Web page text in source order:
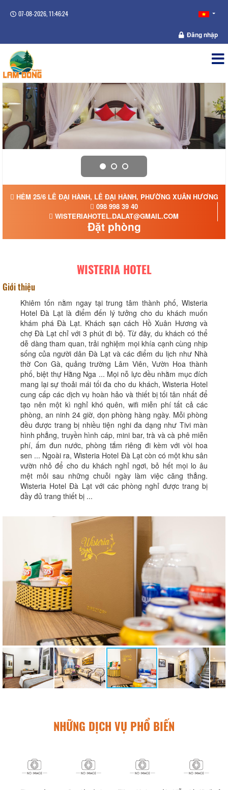
07-08-2026, 11:46:24
Đăng nhập
HẺM 25/6 LÊ ĐẠI HÀNH, LÊ ĐẠI HÀNH, PHƯỜNG XUÂN HƯƠNG -
098 998 39 40
WISTERIAHOTEL.DALAT@GMAIL.COM
Đặt phòng
WISTERIA HOTEL
Giới thiệu
Khiêm tốn nằm ngay tại trung tâm thành phố, Wisteria
Hotel Đà Lạt là điểm đến lý tưởng cho du khách muốn
khám phá Đà Lạt. Khách sạn cách Hồ Xuân Hương và
chợ Đà Lạt chỉ với 3 phút đi bộ. Từ đây, du khách có thể
dễ dàng tham quan, trải nghiệm mọi khía cạnh cùng nhịp
sống của người dân Đà Lạt và các điểm du lịch như Nhà
thờ Con Gà, quảng trường Lâm Viên, Vườn Hoa thành
phố, biệt thự Hằng Nga ... Mọi nỗ lực đều nhằm mục đích
mang lại sự thoải mái tối đa cho du khách, Wisteria Hotel
cung cấp các dịch vụ hoàn hảo và thiết bị tối tân nhất để
tạo nên một kì nghỉ khó quên, wifi miễn phí tất cả các
phòng, an ninh 24 giờ, dọn phòng hàng ngày. Mỗi phòng
đều được trang bị nhiều tiện nghi đa dạng như Tivi màn
hình phẳng, truyền hình cáp, mini bar, trà và cà phê miễn
phí, ấm đun nước, phòng tắm riêng đi kèm với vòi hoa
sen ... Ngoài ra, Wisteria Hotel Đà Lạt còn có một khu sân
vườn nhỏ để cho du khách nghỉ ngơi, bỏ hết mọi lo âu
mệt mỏi sau những chuỗi ngày làm việc căng thẳng.
Wisteria Hotel Đà Lạt với các phòng nghỉ được trang bị
đầy đủ trang thiết bị ...
NHỮNG DỊCH VỤ PHỔ BIẾN